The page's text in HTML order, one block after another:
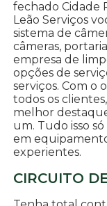
fechado Cidade
Leão Serviços
sistema de
câmeras,
empresa de
opções de
serviços. Com o
todos os
melhor
um. Tudo isso
em
experientes.
CIRCUITO